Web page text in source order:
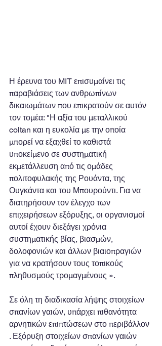
Η έρευνα του MIT επισυμαίνει τις
παραβιάσεις των ανθρωπίνων
δικαιωμάτων που επικρατούν σε αυτόν
τον τομέα: "Η αξία του μεταλλικού
coltan και η ευκολία με την οποία
μπορεί να εξαχθεί το καθιστά
υποκείμενο σε συστηματική
εκμετάλλευση από τις ομάδες
πολιτοφυλακής της Ρουάντα, της
Ουγκάντα ​​και του Μπουρούντι. Για να
διατηρήσουν τον έλεγχο των
επιχειρήσεων εξόρυξης, οι οργανισμοί
αυτοί έχουν διεξάγει χρόνια
συστηματικής βίας, βιασμών,
δολοφονιών και άλλων βιαιοπραγιών
για να κρατήσουν τους τοπικούς
πληθυσμούς τρομαγμένους ».
Σε όλη τη διαδικασία λήψης στοιχείων
σπανίων γαιών, υπάρχει πιθανότητα
αρνητικών επιπτώσεων στο περιβάλλον
. Εξόρυξη στοιχείων σπανίων γαιών